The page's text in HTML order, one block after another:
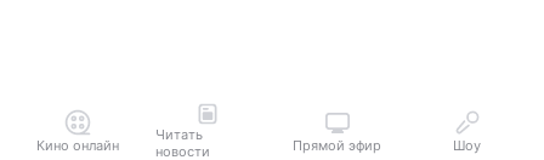
Кино онлайн
Читать
новости
Прямой эфир Шоу